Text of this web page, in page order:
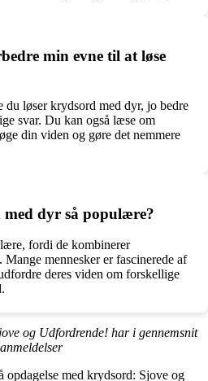
min evne til at løse
du løser krydsord med dyr, jo bedre
svar. Du kan også læse om
din viden og gøre det nemmere
dyr så populære?
fordi de kombinerer
mennesker er fascinerede af
deres viden om forskellige
og Udfordrende! har i gennemsnit
anmeldelser
opdagelse med krydsord: Sjove og